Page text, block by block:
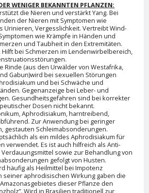
WENIGER BEKANNTEN PFLANZEN:
die Nieren und verstärkt Yang. Bei
der Nieren mit Symptomen wie
Urinieren, Vergesslichkeit. Vertreibt Wind-
wie Krämpfe in Händen und
und Taubheit in den Extremitäten.
Hilft bei Schmerzen im Lendenwirbelbereich,
Rinde (aus den Urwälder von Westafrika,
Gabun)wird bei sexuellen Störungen
und bei Schwäche und
Gegenanzeige bei Leber- und
Gesundheitsgefahren sind bei korrekter
Dosen nicht bekannt.
Aphrodisiakum, harntreibend,
Zur Anwendung bei geringer
gestauten Schleimabsonderungen.
als ein mildes Aphrodisiakum für
verwendet. Es ist auch hilfreich als Anti-
sowie zur Behandlung von
gefolgt von Husten.
häufig als Heilmittel bei Impotenz
seiner aphrodisischen Wirkung gaben die
dieser Pflanze den
Wird in Brasilien traditionell zur